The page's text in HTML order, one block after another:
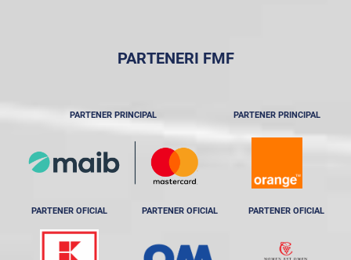
PARTENERI FMF
PARTENER PRINCIPAL PARTENER PRINCIPAL
PARTENER OFICIAL PARTENER OFICIAL PARTENER OFICIAL